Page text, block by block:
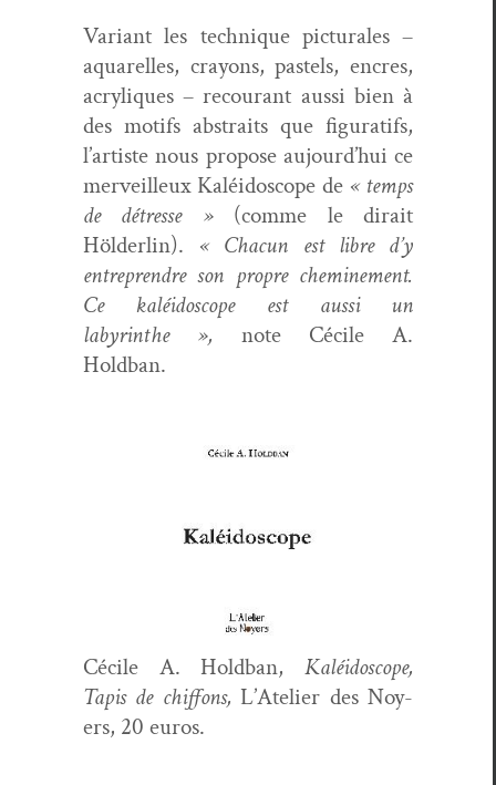
Vari­ant les tech­nique pic­turales –
aquarelles, crayons, pas­tels, encres,
acryliques – recourant aus­si bien à
des motifs abstraits que fig­u­rat­ifs,
l’artiste nous pro­pose aujourd’hui ce
mer­veilleux Kaléi­do­scope de « temps
de détresse »(comme le dirait
Hölder­lin). « Cha­cun est libre d’y
entre­pren­dre son pro­pre chem­ine­ment.
Ce kaléi­do­scope est aus­si un
labyrinthe », note Cécile A.
Holdban.
Cécile A. Hold­ban,Kaléi­do­scope,
Tapis de chif­fons,L’Atelier des Noy­
ers, 20 euros.